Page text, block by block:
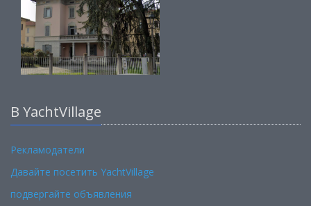
В YachtVillage
Рекламодатели
Давайте посетить YachtVillage
подвергайте объявления